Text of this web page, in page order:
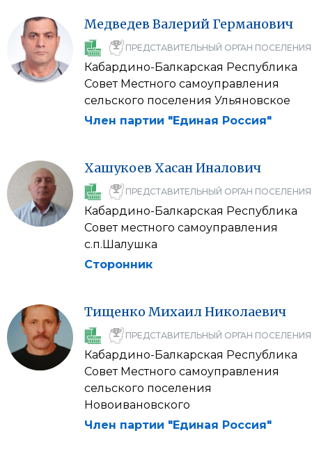
Медведев Валерий Германович
ПРЕДСТАВИТЕЛЬНЫЙ ОРГАН ПОСЕЛЕНИЯ
Кабардино-Балкарская Республика
Совет Местного самоуправления
сельского поселения Ульяновское
Член партии "Единая Россия"
Хашукоев ХасанИналович
ПРЕДСТАВИТЕЛЬНЫЙ ОРГАН ПОСЕЛЕНИЯ
Кабардино-Балкарская Республика
Совет местного самоуправления
с.п.Шалушка
Сторонник
Тищенко МихаилНиколаевич
ПРЕДСТАВИТЕЛЬНЫЙ ОРГАН ПОСЕЛЕНИЯ
Кабардино-Балкарская Республика
Совет Местного самоуправления
сельского поселения
Новоивановского
Член партии "Единая Россия"